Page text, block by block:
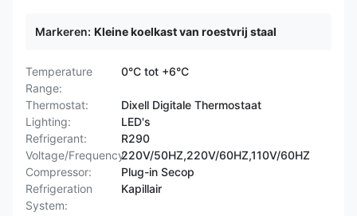
Markeren: Kleine koelkast van roestvrij staal
Temperature
Range:
0°C tot +6°C
Thermostat:
Dixell Digitale Thermostaat
Lighting:
LED's
Refrigerant:
R290
Voltage/Frequency:220V/50HZ,220V/60HZ,110V/60HZ
Compressor:
Plug-in Secop
Refrigeration
System:
Kapillair